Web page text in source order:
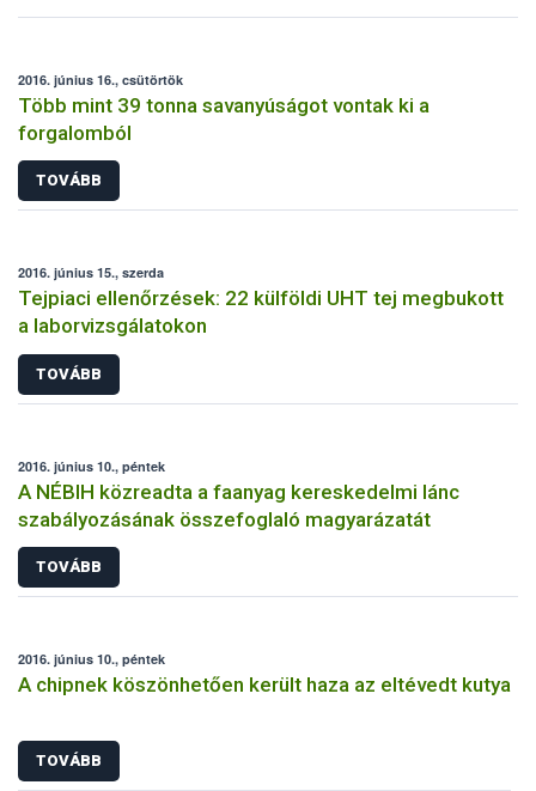
2016. június 16., csütörtök
Több mint 39 tonna savanyúságot vontak ki a
forgalomból
TOVÁBB
2016. június 15., szerda
Tejpiaci ellenőrzések: 22 külföldi UHT tej megbukott
a laborvizsgálatokon
TOVÁBB
2016. június 10., péntek
A NÉBIH közreadta a faanyag kereskedelmi lánc
szabályozásának összefoglaló magyarázatát
TOVÁBB
2016. június 10., péntek
A chipnek köszönhetően került haza az eltévedt kutya
TOVÁBB